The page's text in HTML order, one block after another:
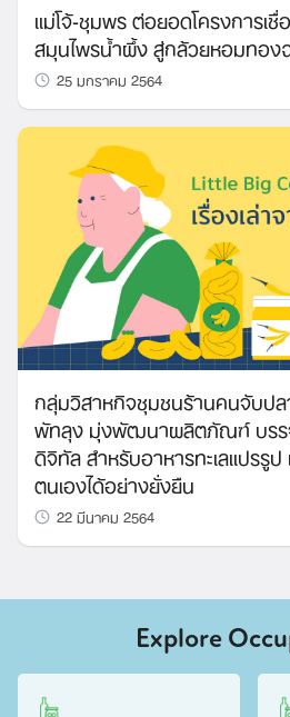
แม่โจ้-ชุมพร ต่อยอดโครงการเ
สมุนไพรน้ำผึ้ง สู่กล้วยหอมทอง
25 มกราคม 2564
กลุ่มวิสาหกิจชุมชนร้านคนจับปล
พัทลุง มุ่งพัฒนาผลิตภัณฑ์ บรร
ดิจิทัล สำหรับอาหารทะเลแปรรู
ตนเองได้อย่างยั่งยืน
22 มีนาคม 2564
Explore